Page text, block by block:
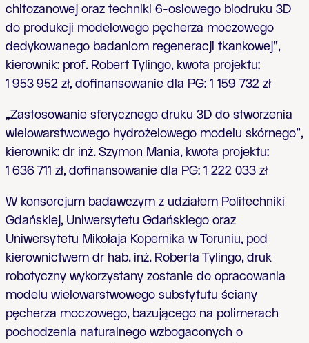
chitozanowej oraz techniki 6-osiowego biodruku 3D
do produkcji modelowego pęcherza moczowego
dedykowanego badaniom regeneracji tkankowej”,
kierownik: prof. Robert Tylingo, kwota projektu:
1 953 952 zł, dofinansowanie dla PG: 1 159 732 zł
„Zastosowanie sferycznego druku 3D do stworzenia
wielowarstwowego hydrożelowego modelu skórnego”,
kierownik: dr inż. Szymon Mania, kwota projektu:
1 636 711 zł, dofinansowanie dla PG: 1 222 033 zł
W konsorcjum badawczym z udziałem Politechniki
Gdańskiej, Uniwersytetu Gdańskiego oraz
Uniwersytetu Mikołaja Kopernika w Toruniu, pod
kierownictwem dr hab. inż. Roberta Tylingo, druk
robotyczny wykorzystany zostanie do opracowania
modelu wielowarstwowego substytutu ściany
pęcherza moczowego, bazującego na polimerach
pochodzenia naturalnego wzbogaconych o